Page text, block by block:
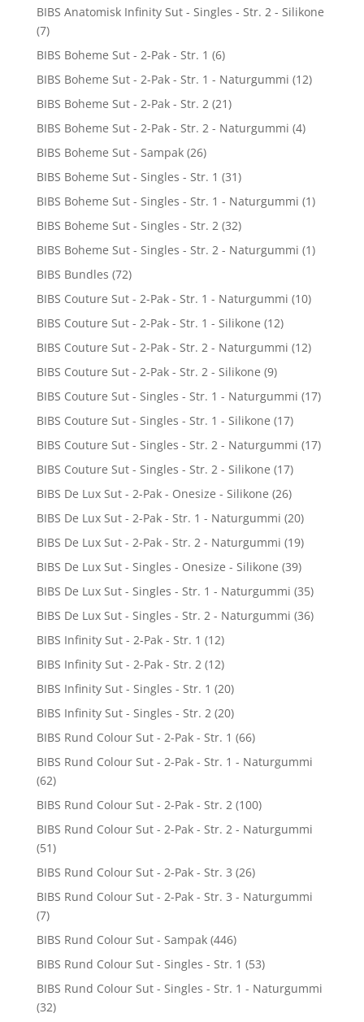
BIBS Anatomisk Infinity Sut - Singles - Str. 2 - Silikone
(7)
BIBS Boheme Sut - 2-Pak - Str. 1 (6)
BIBS Boheme Sut - 2-Pak - Str. 1 - Naturgummi (12)
BIBS Boheme Sut - 2-Pak - Str. 2 (21)
BIBS Boheme Sut - 2-Pak - Str. 2 - Naturgummi (4)
BIBS Boheme Sut - Sampak (26)
BIBS Boheme Sut - Singles - Str. 1 (31)
BIBS Boheme Sut - Singles - Str. 1 - Naturgummi (1)
BIBS Boheme Sut - Singles - Str. 2 (32)
BIBS Boheme Sut - Singles - Str. 2 - Naturgummi (1)
BIBS Bundles (72)
BIBS Couture Sut - 2-Pak - Str. 1 - Naturgummi (10)
BIBS Couture Sut - 2-Pak - Str. 1 - Silikone (12)
BIBS Couture Sut - 2-Pak - Str. 2 - Naturgummi (12)
BIBS Couture Sut - 2-Pak - Str. 2 - Silikone (9)
BIBS Couture Sut - Singles - Str. 1 - Naturgummi (17)
BIBS Couture Sut - Singles - Str. 1 - Silikone (17)
BIBS Couture Sut - Singles - Str. 2 - Naturgummi (17)
BIBS Couture Sut - Singles - Str. 2 - Silikone (17)
BIBS De Lux Sut - 2-Pak - Onesize - Silikone (26)
BIBS De Lux Sut - 2-Pak - Str. 1 - Naturgummi (20)
BIBS De Lux Sut - 2-Pak - Str. 2 - Naturgummi (19)
BIBS De Lux Sut - Singles - Onesize - Silikone (39)
BIBS De Lux Sut - Singles - Str. 1 - Naturgummi (35)
BIBS De Lux Sut - Singles - Str. 2 - Naturgummi (36)
BIBS Infinity Sut - 2-Pak - Str. 1 (12)
BIBS Infinity Sut - 2-Pak - Str. 2 (12)
BIBS Infinity Sut - Singles - Str. 1 (20)
BIBS Infinity Sut - Singles - Str. 2 (20)
BIBS Rund Colour Sut - 2-Pak - Str. 1 (66)
BIBS Rund Colour Sut - 2-Pak - Str. 1 - Naturgummi
(62)
BIBS Rund Colour Sut - 2-Pak - Str. 2 (100)
BIBS Rund Colour Sut - 2-Pak - Str. 2 - Naturgummi
(51)
BIBS Rund Colour Sut - 2-Pak - Str. 3 (26)
BIBS Rund Colour Sut - 2-Pak - Str. 3 - Naturgummi
(7)
BIBS Rund Colour Sut - Sampak (446)
BIBS Rund Colour Sut - Singles - Str. 1 (53)
BIBS Rund Colour Sut - Singles - Str. 1 - Naturgummi
(32)